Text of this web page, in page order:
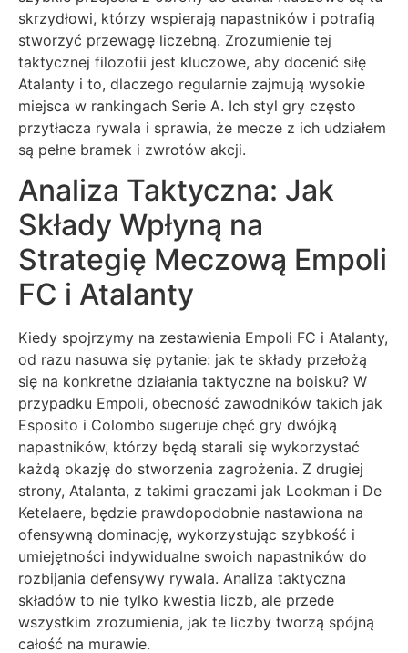
skrzydłowi, którzy wspierają napastników i potrafią
stworzyć przewagę liczebną. Zrozumienie tej
taktycznej filozofii jest kluczowe, aby docenić siłę
Atalanty i to, dlaczego regularnie zajmują wysokie
miejsca w rankingach Serie A. Ich styl gry często
przytłacza rywala i sprawia, że mecze z ich udziałem
są pełne bramek i zwrotów akcji.
Analiza Taktyczna: Jak
Składy Wpłyną na
Strategię Meczową Empoli
FC i Atalanty
Kiedy spojrzymy na zestawienia Empoli FC i Atalanty,
od razu nasuwa się pytanie: jak te składy przełożą
się na konkretne działania taktyczne na boisku? W
przypadku Empoli, obecność zawodników takich jak
Esposito i Colombo sugeruje chęć gry dwójką
napastników, którzy będą starali się wykorzystać
każdą okazję do stworzenia zagrożenia. Z drugiej
strony, Atalanta, z takimi graczami jak Lookman i De
Ketelaere, będzie prawdopodobnie nastawiona na
ofensywną dominację, wykorzystując szybkość i
umiejętności indywidualne swoich napastników do
rozbijania defensywy rywala. Analiza taktyczna
składów to nie tylko kwestia liczb, ale przede
wszystkim zrozumienia, jak te liczby tworzą spójną
całość na murawie.